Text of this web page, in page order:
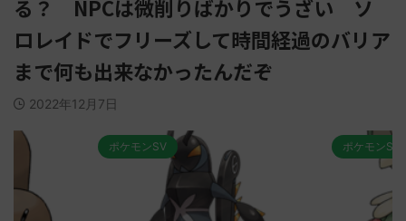
る？ NPCは微削りばかりでうざい ソ
ロレイドでフリーズして時間経過のバリア
まで何も出来なかったんだぞ
2022年12月7日
ポケモンSV ポケモンSV